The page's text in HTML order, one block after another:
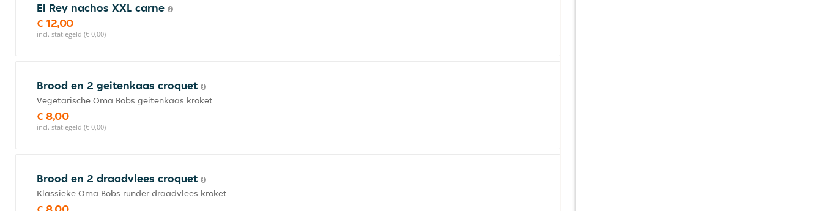
El Rey nachos XXL carne
€ 12,00
incl. statiegeld (€ 0,00)
Brood en 2 geitenkaas croquet
Vegetarische Oma Bobs geitenkaas kroket
€ 8,00
incl. statiegeld (€ 0,00)
Brood en 2 draadvlees croquet
Klassieke Oma Bobs runder draadvlees kroket